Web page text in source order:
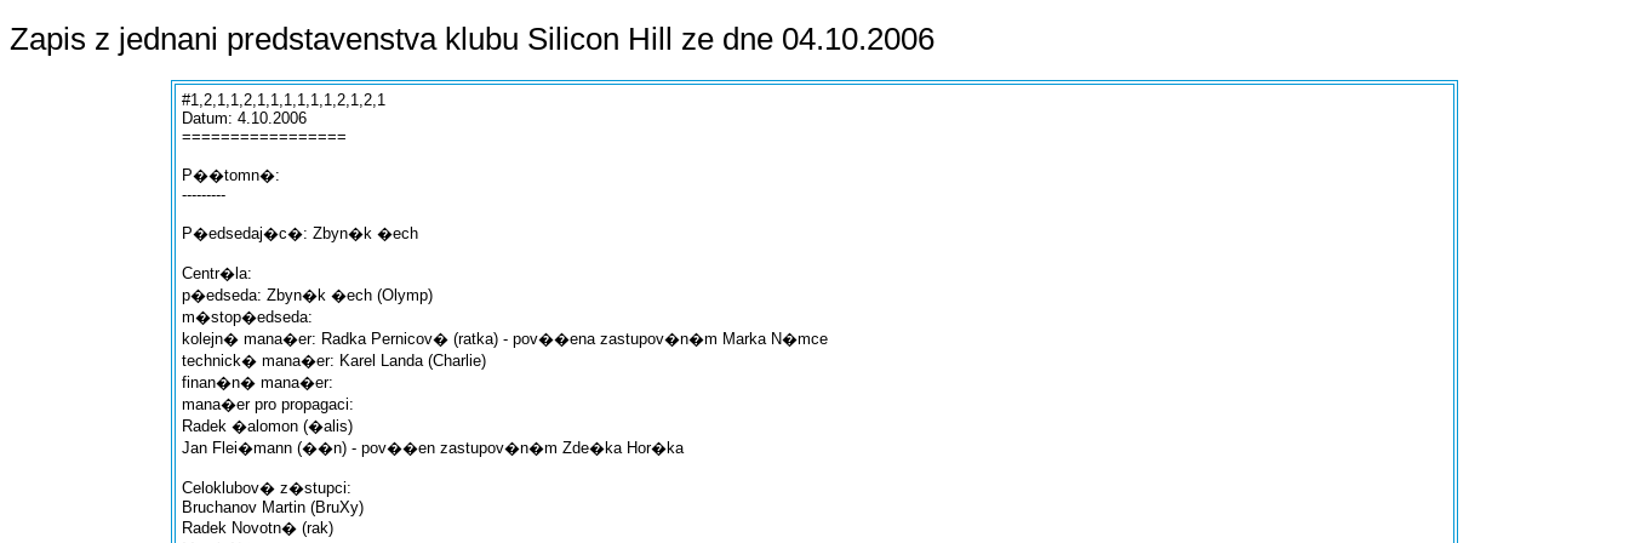
Zapis z jednani predstavenstva klubu Silicon Hill ze dne 04.10.2006
#1,2,1,1,2,1,1,1,1,1,1,2,1,2,1
Datum: 4.10.2006
=================
P��tomn�:
---------
P�edsedaj�c�: Zbyn�k �ech
Centr�la:
p�edseda: Zbyn�k �ech (Olymp)
m�stop�edseda:
kolejn� mana�er: Radka Pernicov� (ratka) - pov��ena zastupov�n�m Marka N�mce
technick� mana�er: Karel Landa (Charlie)
finan�n� mana�er:
mana�er pro propagaci:
Radek �alomon (�alis)
Jan Flei�mann (��n) - pov��en zastupov�n�m Zde�ka Hor�ka
Celoklubov� z�stupci:
Bruchanov Martin (BruXy)
Radek Novotn� (rak)